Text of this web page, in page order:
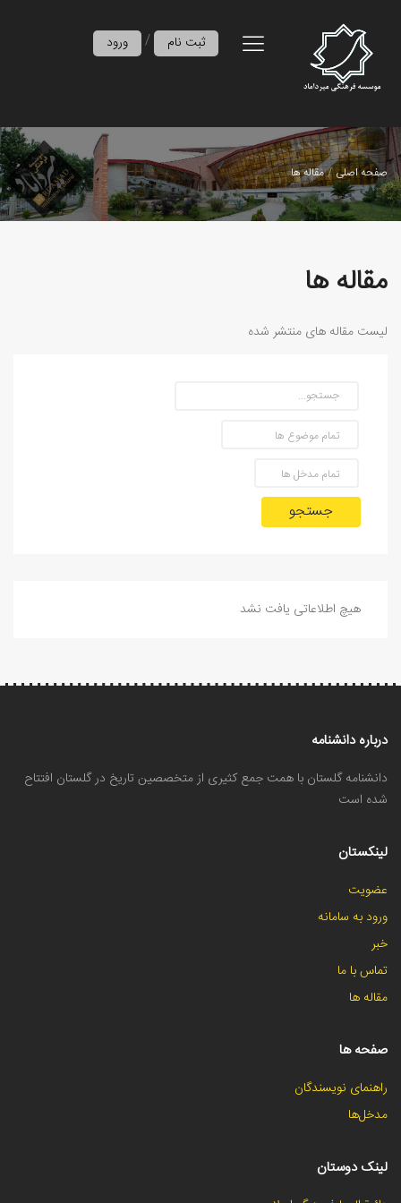
ورود / ثبت نام
صفحه اصلی مقاله ها
مقاله ها
لیست مقاله های منتشر شده
جستجو
هیچ اطلاعاتی یافت نشد
درباره دانشنامه
دانشنامه گلستان با همت جمع کثیری از متخصصین تاریخ در گلستان افتتاح
شده است
لینکستان
عضویت
ورود به سامانه
خبر
تماس با ما
مقاله ها
صفحه ها
راهنمای نویسندگان
مدخل‌ها
لینک دوستان